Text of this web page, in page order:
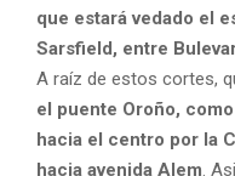
que estará vedado el
Sarsfield, entre
A raíz de estos cortes,
el puente Oroño,
hacia el centro por la
hacia avenida Alem .